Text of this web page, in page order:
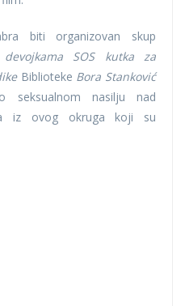
biti organizovan skup
SOS kutka za
Biblioteke Bora Stanković
nasilju nad
iz ovog okruga koji su